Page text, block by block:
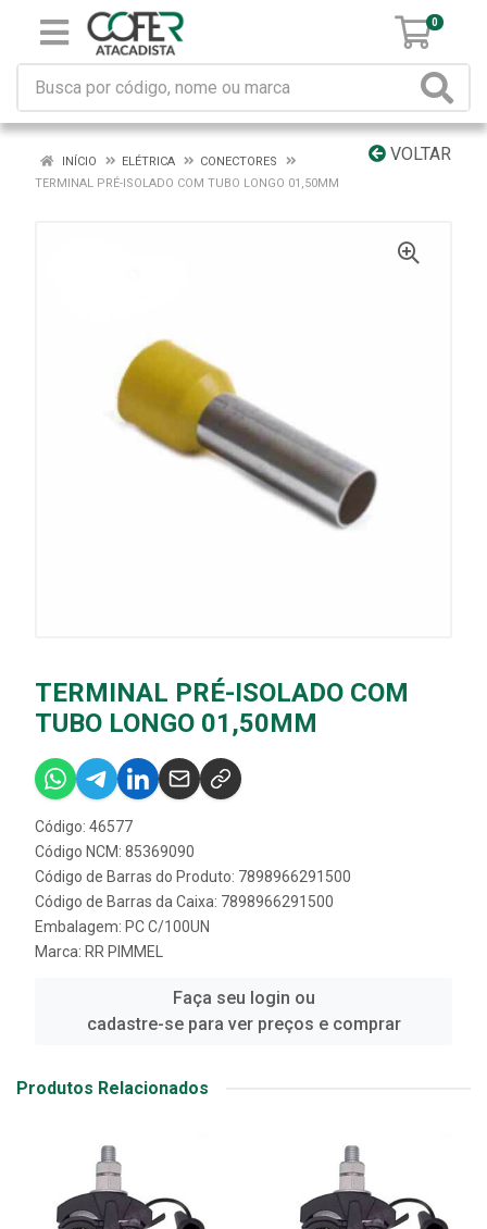
0
VOLTAR
INÍCIO ELÉTRICA
CONECTORES
TERMINAL PRÉ-ISOLADO COM TUBO LONGO 01,50MM
TERMINAL PRÉ-ISOLADO COM
TUBO LONGO 01,50MM
Código: 46577
Código NCM: 85369090
Código de Barras do Produto: 7898966291500
Código de Barras da Caixa: 7898966291500
Embalagem: PC C/100UN
Marca: RR PIMMEL
Faça seu login ou
cadastre-se para ver preços e comprar
Produtos Relacionados